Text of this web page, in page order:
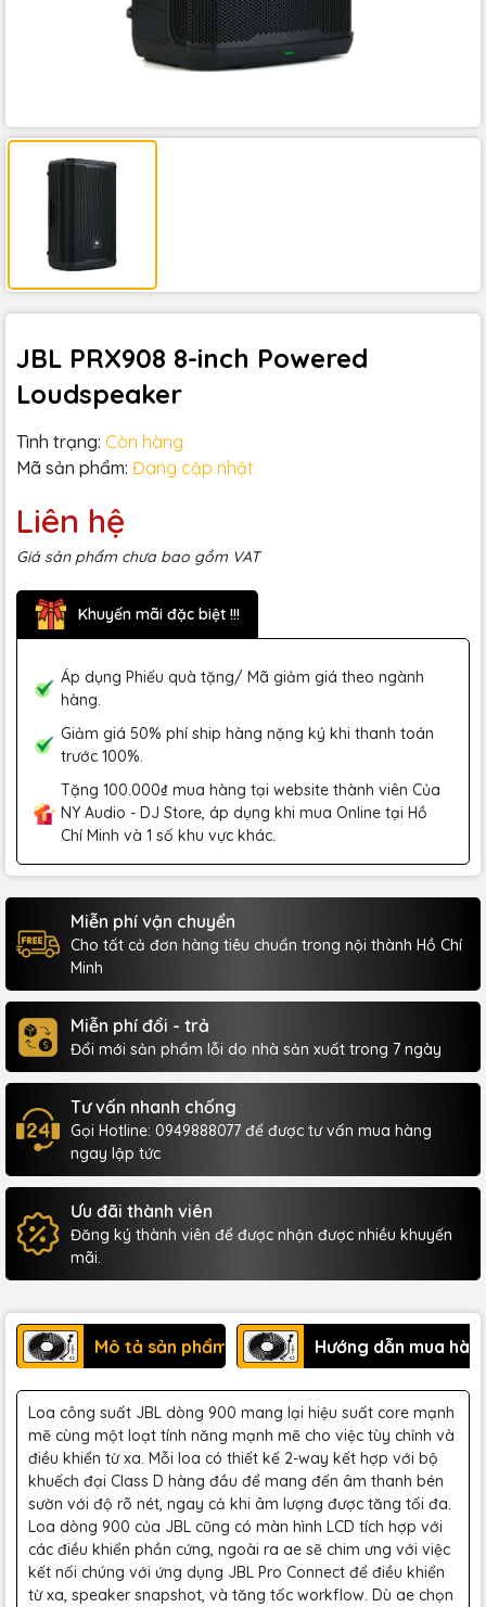
JBL PRX908 8-inch Powered
Loudspeaker
Tình trạng: Còn hàng
Mã sản phẩm: Đang cập nhật
Liên hệ
Giá sản phẩm chưa bao gồm VAT
Khuyến mãi đặc biệt !!!
Áp dụng Phiếu quà tặng/ Mã giảm giá theo ngành
hàng.
Giảm giá 50% phí ship hàng nặng ký khi thanh toán
trước 100%.
Tặng 100.000₫ mua hàng tại website thành viên Của
NY Audio - DJ Store, áp dụng khi mua Online tại Hồ
Chí Minh và 1 số khu vực khác.
Miễn phí vận chuyển
Cho tất cả đơn hàng tiêu chuẩn trong nội thành Hồ Chí
Minh
Miễn phí đổi - trả
Đổi mới sản phẩm lỗi do nhà sản xuất trong 7 ngày
Tư vấn nhanh chống
Gọi Hotline: 0949888077 để được tư vấn mua hàng
ngay lập tức
Ưu đãi thành viên
Đăng ký thành viên để được nhận được nhiều khuyến
mãi.
Mô tả sản phẩm Hướng dẫn mua
Loa công suất JBL dòng 900 mang lại hiệu suất core mạnh
mẽ cùng một loạt tính năng mạnh mẽ cho việc tùy chỉnh và
điều khiển từ xa. Mỗi loa có thiết kế 2-way kết hợp với bộ
khuếch đại Class D hàng đầu để mang đến âm thanh bén
sườn với độ rõ nét, ngay cả khi âm lượng được tăng tối đa.
Loa dòng 900 của JBL cũng có màn hình LCD tích hợp với
các điều khiển phần cứng, ngoài ra ae sẽ chim ưng với việc
kết nối chúng với ứng dụng JBL Pro Connect để điều khiển
từ xa, speaker snapshot, và tăng tốc workflow. Dù ae chọn